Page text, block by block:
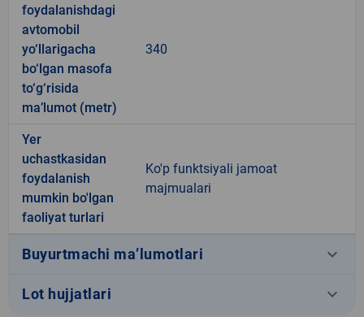
foydalanishdagi
avtomobil
yo‘llarigacha
bo‘lgan masofa
to‘g‘risida
ma’lumot (metr)
340
Yer
uchastkasidan
foydalanish
mumkin bo'lgan
faoliyat turlari
Ko'p funktsiyali jamoat
majmualari
Buyurtmachi ma’lumotlari keyboard_arrow_down
Lot hujjatlari keyboard_arrow_down